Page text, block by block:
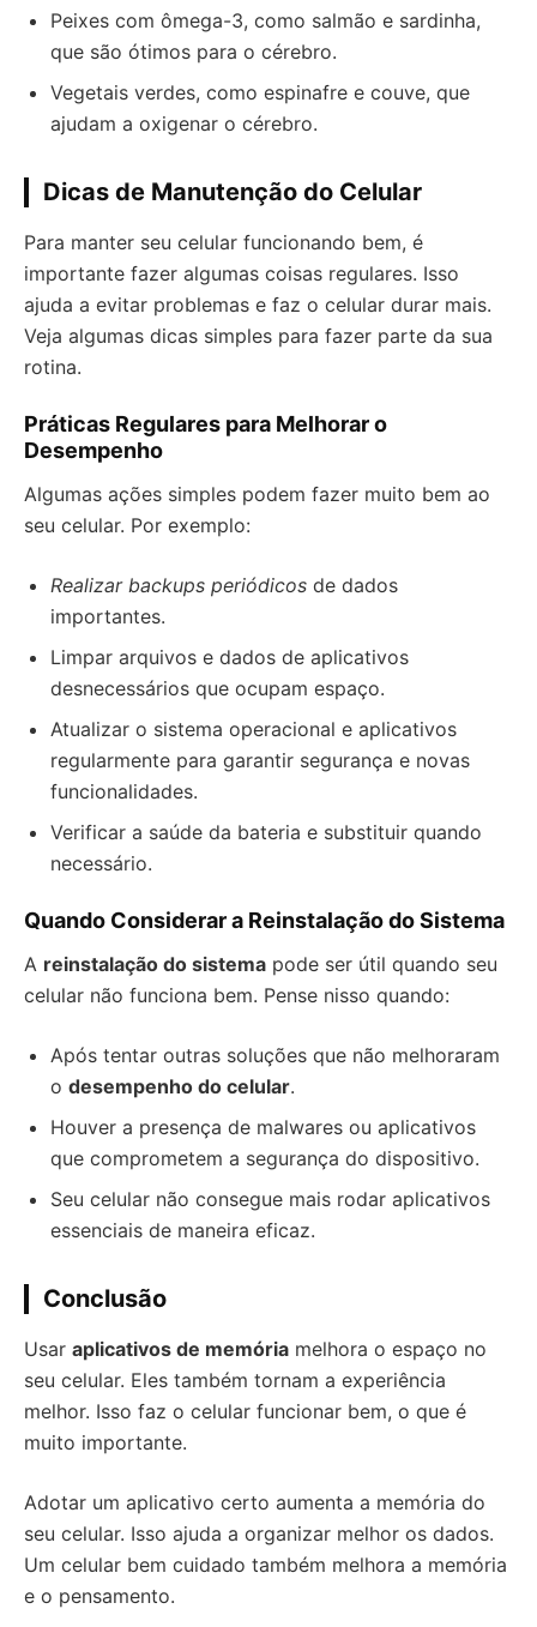
Peixes com ômega-3, como salmão e sardinha,
que são ótimos para o cérebro.
Vegetais verdes, como espinafre e couve, que
ajudam a oxigenar o cérebro.
Dicas de Manutenção do Celular
Para manter seu celular funcionando bem, é
importante fazer algumas coisas regulares. Isso
ajuda a evitar problemas e faz o celular durar mais.
Veja algumas dicas simples para fazer parte da sua
rotina.
Práticas Regulares para Melhorar o
Desempenho
Algumas ações simples podem fazer muito bem ao
seu celular. Por exemplo:
Realizar backups periódicos de dados
importantes.
Limpar arquivos e dados de aplicativos
desnecessários que ocupam espaço.
Atualizar o sistema operacional e aplicativos
regularmente para garantir segurança e novas
funcionalidades.
Verificar a saúde da bateria e substituir quando
necessário.
Quando Considerar a Reinstalação do Sistema
A reinstalação do sistema pode ser útil quando seu
celular não funciona bem. Pense nisso quando:
Após tentar outras soluções que não melhoraram
o desempenho do celular.
Houver a presença de malwares ou aplicativos
que comprometem a segurança do dispositivo.
Seu celular não consegue mais rodar aplicativos
essenciais de maneira eficaz.
Conclusão
Usar aplicativos de memória melhora o espaço no
seu celular. Eles também tornam a experiência
melhor. Isso faz o celular funcionar bem, o que é
muito importante.
Adotar um aplicativo certo aumenta a memória do
seu celular. Isso ajuda a organizar melhor os dados.
Um celular bem cuidado também melhora a memória
e o pensamento.